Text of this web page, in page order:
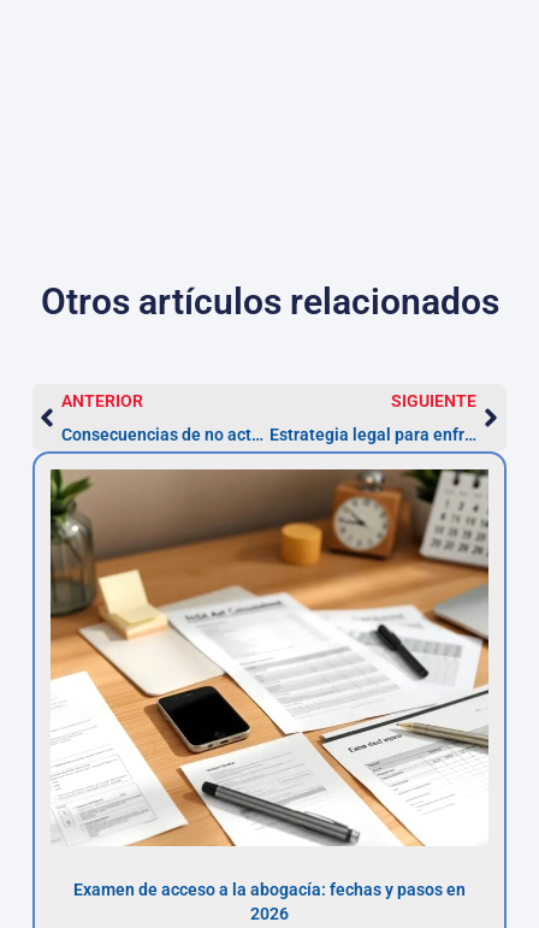
Otros artículos relacionados
ANTERIOR
Consecuencias de no actuar frente a un préstamo con interés usurario
SIGUIENTE
Estrategia legal para enfrentar a tu banco en reclamaciones de nulidad de préstamo
Examen de acceso a la abogacía: fechas y pasos en
2026